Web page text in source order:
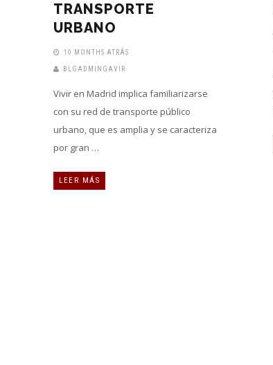
TRANSPORTE
URBANO
10 MONTHS ATRÁS
BLGADMINGAVIR
Vivir en Madrid implica familiarizarse
con su red de transporte público
urbano, que es amplia y se caracteriza
por gran …
LEER MÁS